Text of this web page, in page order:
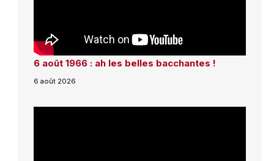
6 août 1966 : ah les belles bacchantes !
6 août 2026